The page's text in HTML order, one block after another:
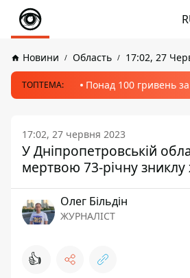
Новини Область 17:02, 27
ТОПТЕМА: Понад 100 гривень
17:02, 27 червня 2023
У Дніпропетровській
мертвою 73-річну зниклу
Олег Більдін
ЖУРНАЛІСТ
👍